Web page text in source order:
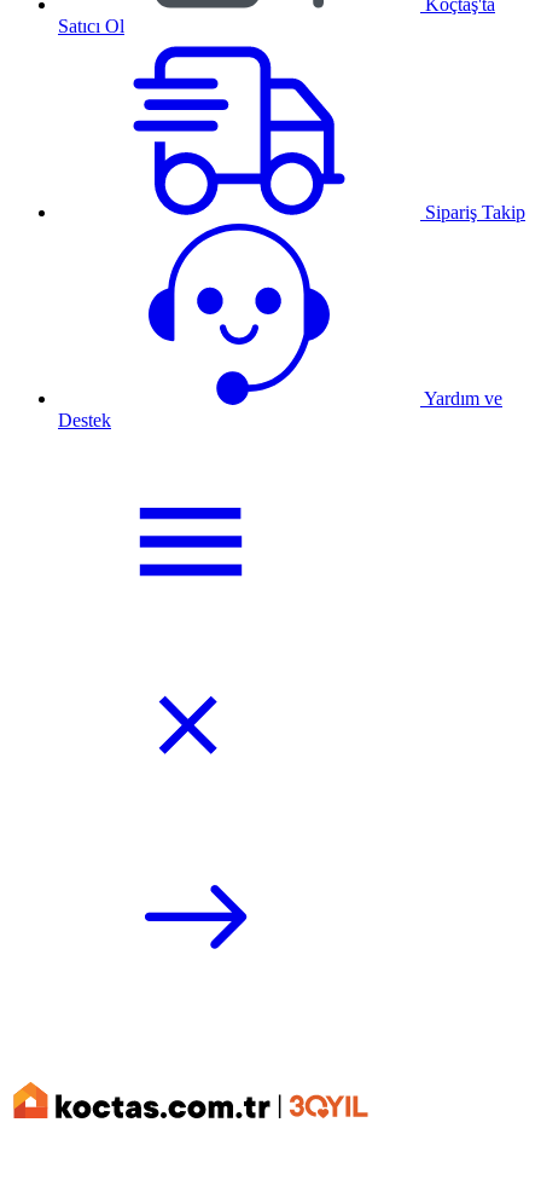
Koçtaş'ta
Satıcı Ol
Sipariş Takip
Yardım ve
Destek